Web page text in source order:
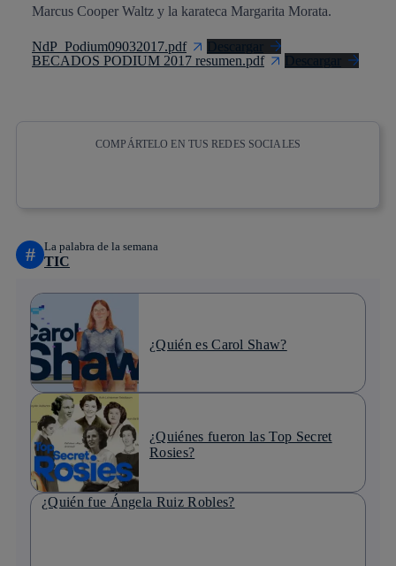
Marcus Cooper Waltz y la karateca Margarita Morata.
NdP_Podium09032017.pdf
Descargar
BECADOS PODIUM 2017 resumen.pdf
Descargar
COMPÁRTELO EN TUS REDES SOCIALES
# La palabra de la semana
TIC
¿Quién es Carol Shaw?
¿Quiénes fueron las Top Secret
Rosies?
¿Quién fue Ángela Ruiz Robles?